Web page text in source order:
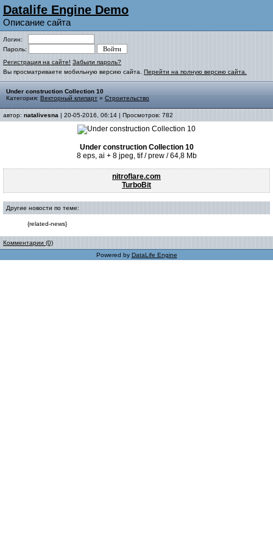
Datalife Engine Demo
Описание сайта
Логин:
Пароль:
Регистрация на сайте! Забыли пароль?
Вы просматриваете мобильную версию сайта. Перейти на полную версию сайта.
Under construction Collection 10
Категория: Векторный клипарт » Строительство
автор: natalivesna | 20-05-2016, 06:14 | Просмотров: 782
Under construction Collection 10
8 eps, ai + 8 jpeg, tif / prew / 64,8 Mb
nitroflare.com
TurboBit
Другие новости по теме:
{related-news}
Комментарии (0)
Powered by DataLife Engine